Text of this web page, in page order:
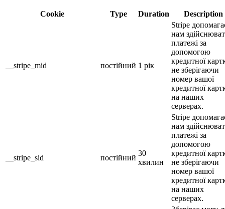
Cookie Type Duration Description
__stripe_mid постійний 1 рік
Stripe
нам
платежі за
допомогою
кредитної
не зберігаючи
номер вашої
кредитної
на наших
серверах.
__stripe_sid постійний
30
хвилин
Stripe
нам
платежі за
допомогою
кредитної
не зберігаючи
номер вашої
кредитної
на наших
серверах.